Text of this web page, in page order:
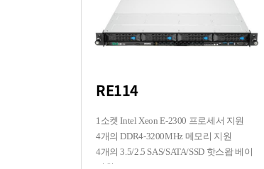
RE114
1소켓 Intel Xeon E-2300 프로세서 지원
4개의 DDR4-3200MHz 메모리 지원
4개의 3.5/2.5 SAS/SATA/SSD 핫스왑 베이